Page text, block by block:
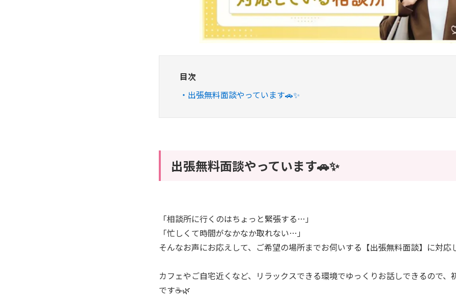
目次
出張無料面談やっています🚗✨
出張無料面談やっています🚗✨
「相談所に行くのはちょっと緊張する…」
「忙しくて時間がなかなか取れない…」
そんなお声にお応えして、ご希望の場所までお伺いする【出張無料面談】に対応
カフェやご自宅近くなど、リラックスできる環境でゆっくりお話しできるので、
です☕🌿